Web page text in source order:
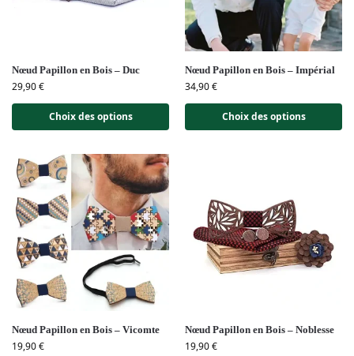
Nœud Papillon en Bois – Duc
29,90€
Choix des options
Nœud Papillon en Bois – Impérial
34,90€
Choix des options
Nœud Papillon en Bois – Vicomte
19,90€
Nœud Papillon en Bois – Noblesse
19,90€